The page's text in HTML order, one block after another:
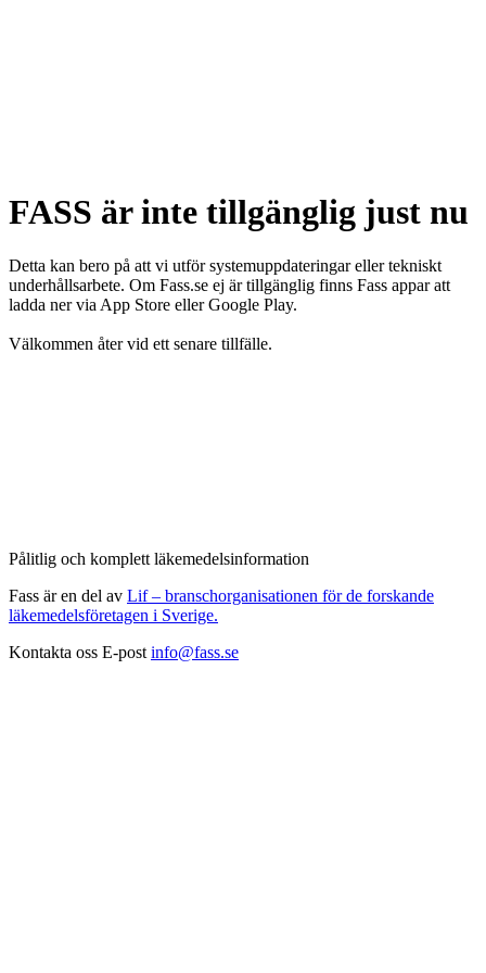
FASS är inte tillgänglig just nu
Detta kan bero på att vi utför systemuppdateringar eller tekniskt
underhållsarbete. Om Fass.se ej är tillgänglig finns Fass appar att
ladda ner via App Store eller Google Play.
Välkommen åter vid ett senare tillfälle.
Pålitlig och komplett läkemedelsinformation
Fass är en del av Lif – branschorganisationen för de forskande
läkemedelsföretagen i Sverige.
Kontakta oss E-post info@fass.se